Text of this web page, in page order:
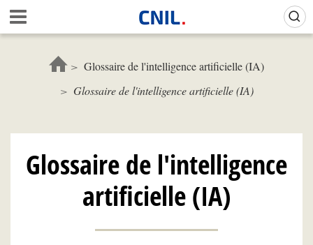
Skip
main
c
u
i
C
N
I
L
Glossaire de l'intelligence artificielle (IA)
Glossaire de l'intelligence artificielle (IA)
Glossaire de l'intelligence
artificielle (IA)
Gestion de vos préférences sur les cookies (témoins de connexion)